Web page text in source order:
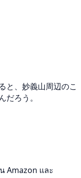
と、妙義山周辺のこ
ろう。
Amazon และ